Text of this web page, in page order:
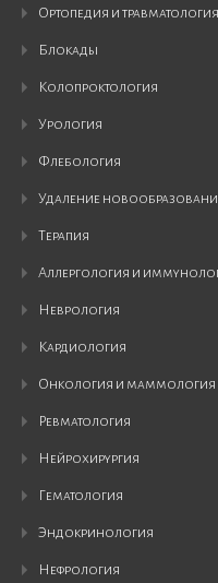
ортопедия и травматология
блокады
колопроктология
урология
флебология
удаление
терапия
аллергология и
неврология
кардиология
онкология и маммология
ревматология
нейрохирургия
гематология
эндокринология
нефрология